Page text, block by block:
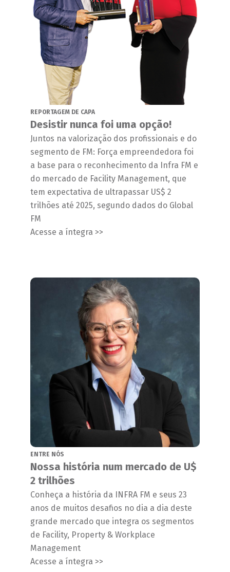
REPORTAGEM DE CAPA
Desistir nunca foi uma opção!
Juntos na valorização dos profissionais e do
segmento de FM: Força empreendedora foi
a base para o reconhecimento da Infra FM e
do mercado de Facility Management, que
tem expectativa de ultrapassar US$ 2
trilhões até 2025, segundo dados do Global
FM
Acesse a íntegra >>
ENTRE NÓS
Nossa história num mercado de U$
2 trilhões
Conheça a história da INFRA FM e seus 23
anos de muitos desafios no dia a dia deste
grande mercado que integra os segmentos
de Facility, Property & Workplace
Management
Acesse a íntegra >>